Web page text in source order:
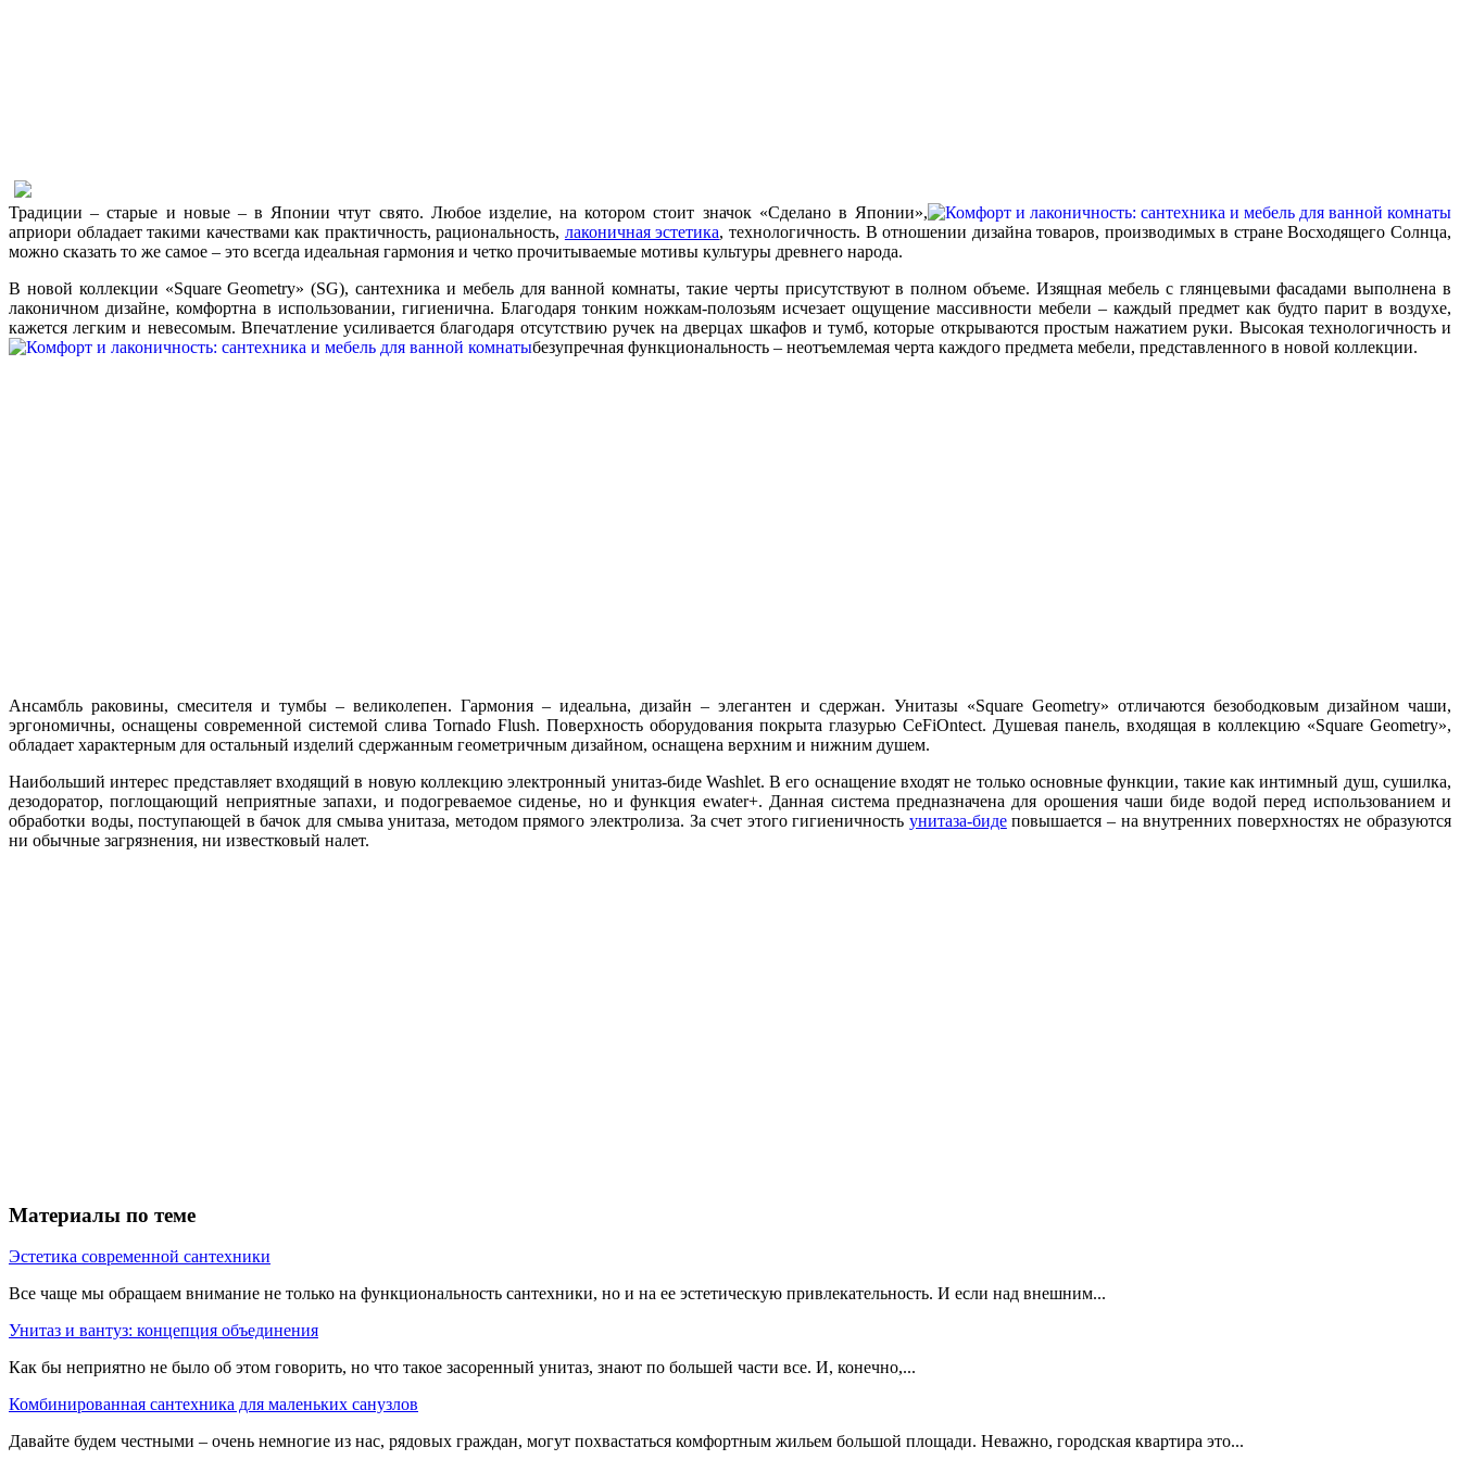
Традиции – старые и новые – в Японии чтут свято. Любое изделие, на котором стоит значок «Сделано в Японии»,
априори обладает такими качествами как практичность, рациональность, лаконичная эстетика, технологичность. В отношении дизайна товаров, производимых в стране Восходящего Солнца,
можно сказать то же самое – это всегда идеальная гармония и четко прочитываемые мотивы культуры древнего народа.
В новой коллекции «Square Geometry» (SG), сантехника и мебель для ванной комнаты, такие черты присутствуют в полном объеме. Изящная мебель с глянцевыми фасадами выполнена в
лаконичном дизайне, комфортна в использовании, гигиенична. Благодаря тонким ножкам-полозьям исчезает ощущение массивности мебели – каждый предмет как будто парит в воздухе,
кажется легким и невесомым. Впечатление усиливается благодаря отсутствию ручек на дверцах шкафов и тумб, которые открываются простым нажатием руки. Высокая технологичность и
безупречная функциональность – неотъемлемая черта каждого предмета мебели, представленного в новой коллекции.
Ансамбль раковины, смесителя и тумбы – великолепен. Гармония – идеальна, дизайн – элегантен и сдержан. Унитазы «Square Geometry» отличаются безободковым дизайном чаши,
эргономичны, оснащены современной системой слива Tornado Flush. Поверхность оборудования покрыта глазурью CeFiOntect. Душевая панель, входящая в коллекцию «Square Geometry»,
обладает характерным для остальный изделий сдержанным геометричным дизайном, оснащена верхним и нижним душем.
Наибольший интерес представляет входящий в новую коллекцию электронный унитаз-биде Washlet. В его оснащение входят не только основные функции, такие как интимный душ, сушилка,
дезодоратор, поглощающий неприятные запахи, и подогреваемое сиденье, но и функция ewater+. Данная система предназначена для орошения чаши биде водой перед использованием и
обработки воды, поступающей в бачок для смыва унитаза, методом прямого электролиза. За счет этого гигиеничность унитаза-бидеповышается – на внутренних поверхностях не образуются
ни обычные загрязнения, ни известковый налет.
Материалы по теме
Эстетика современной сантехники
Все чаще мы обращаем внимание не только на функциональность сантехники, но и на ее эстетическую привлекательность. И если над внешним...
Унитаз и вантуз: концепция объединения
Как бы неприятно не было об этом говорить, но что такое засоренный унитаз, знают по большей части все. И, конечно,...
Комбинированная сантехника для маленьких санузлов
Давайте будем честными – очень немногие из нас, рядовых граждан, могут похвастаться комфортным жильем большой площади. Неважно, городская квартира это...